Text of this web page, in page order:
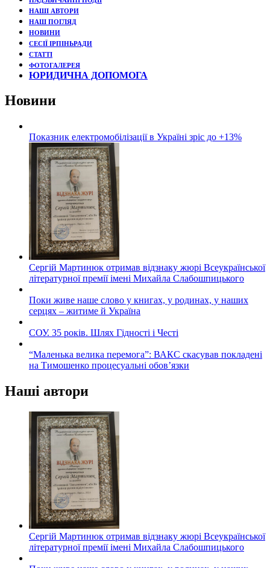
НАШІ АВТОРИ
НАШ ПОГЛЯД
НОВИНИ
СЕСІЇ ІРПІНЬРАДИ
СТАТТІ
ФОТОГАЛЕРЕЯ
ЮРИДИЧНА ДОПОМОГА
Новини
Показник електромобілізації в Україні зріс до +13%
Сергій Мартинюк отримав відзнаку жюрі Всеукраїнської
літературної премії імені Михайла Слабошпицького
Поки живе наше слово у книгах, у родинах, у наших
серцях – житиме й Україна
СОУ. 35 років. Шлях Гідності і Честі
“Маленька велика перемога”: ВАКС скасував покладені
на Тимошенко процесуальні обов’язки
Наші автори
Сергій Мартинюк отримав відзнаку жюрі Всеукраїнської
літературної премії імені Михайла Слабошпицького